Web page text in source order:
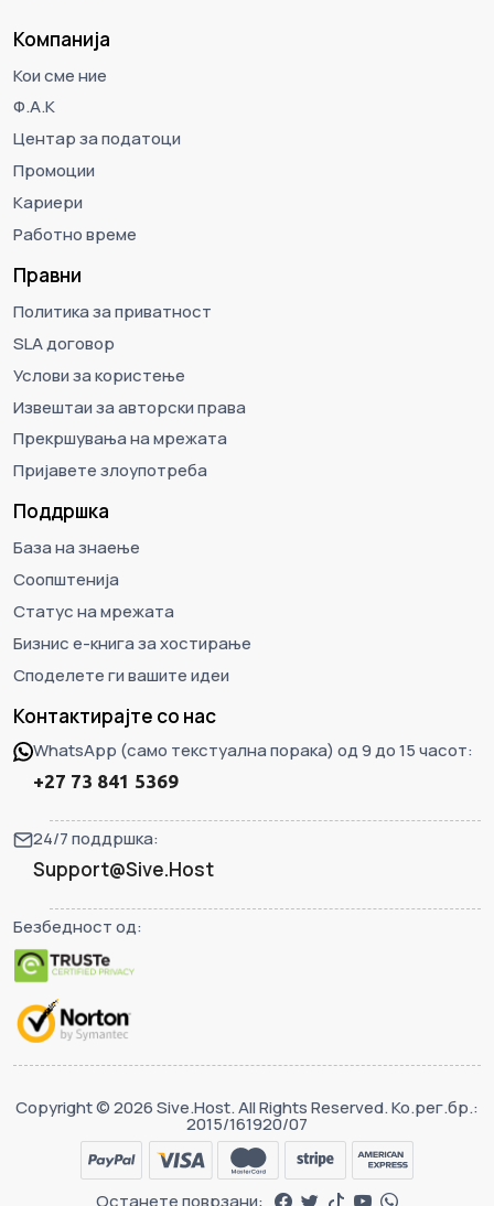
Компанија
Кои сме ние
Ф.А.К
Центар за податоци
Промоции
Кариери
Работно време
Правни
Политика за приватност
SLA договор
Услови за користење
Извештаи за авторски права
Прекршувања на мрежата
Пријавете злоупотреба
Поддршка
База на знаење
Соопштенија
Статус на мрежата
Бизнис е-книга за хостирање
Споделете ги вашите идеи
Контактирајте со нас
WhatsApp (само текстуална порака) од 9 до 15 часот:
+27 73 841 5369
24/7 поддршка:
Support@Sive.Host
Безбедност од:
Copyright © 2026 Sive.Host. All Rights Reserved. Ко.рег.бр.:
2015/161920/07
Останете поврзани: